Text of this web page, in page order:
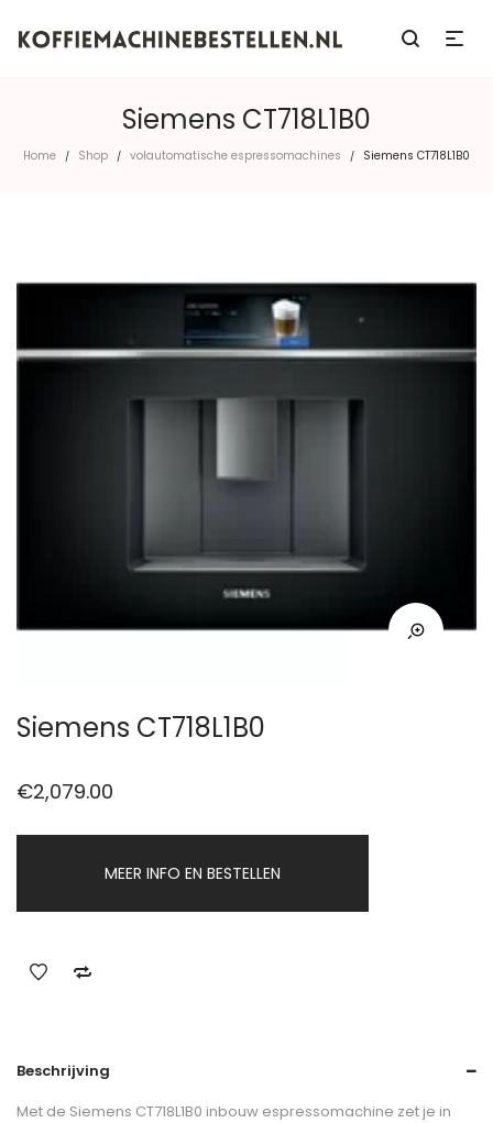
Siemens CT718L1B0
Home / Shop / volautomatische espressomachines / Siemens CT718L1B0
Siemens CT718L1B0
€2,079.00
MEER INFO EN BESTELLEN
Beschrijving
Met de Siemens CT718L1B0 inbouw espressomachine zet je in